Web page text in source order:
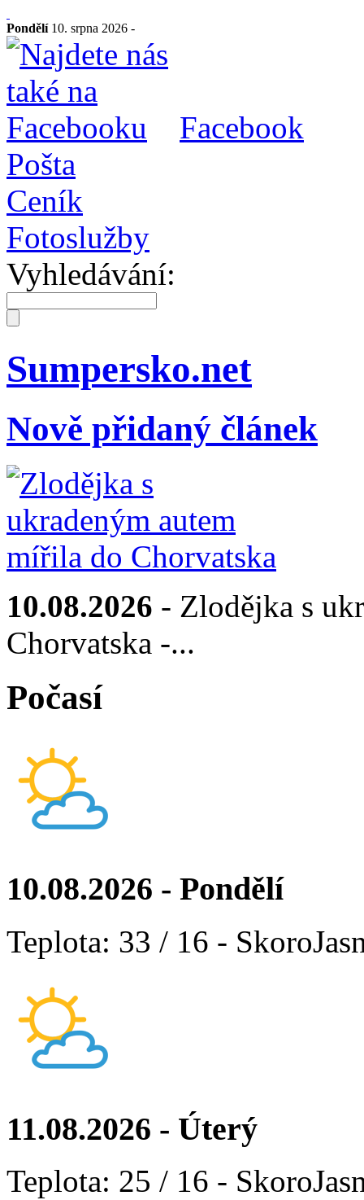
Pondělí10. srpna 2026 -
Facebook
Pošta
Ceník
Fotoslužby
Vyhledávání:
Sumpersko.net
Nově přidaný článek
10.08.2026 - Zlodějka s
Chorvatska -...
Počasí
10.08.2026 - Pondělí
Teplota: 33 / 16 -
11.08.2026 - Úterý
Teplota: 25 / 16 -